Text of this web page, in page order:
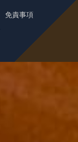
免責事項